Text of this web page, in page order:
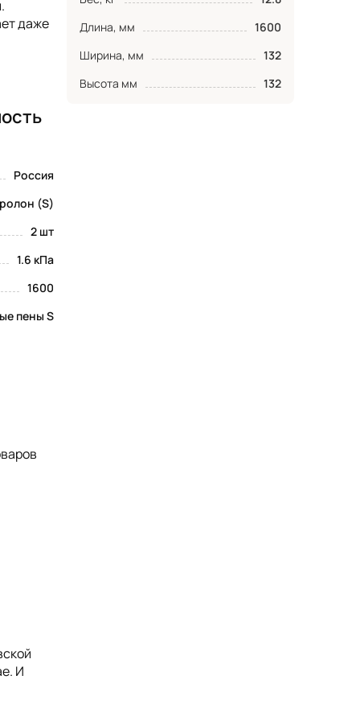
даже
Россия
(S)
2 шт
1.6 кПа
1600
пены S
И
Длина, мм
1600
Ширина, мм
132
Высота мм
132